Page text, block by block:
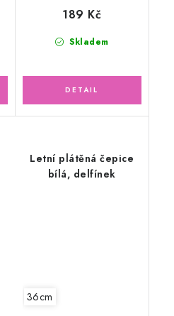
Skladem
189 Kč
Letní plátěná čepice
bílá, delfínek
36cm